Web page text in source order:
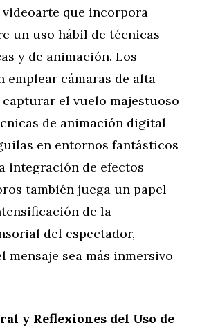
que incorpora
un uso hábil de técnicas
y de animación. Los
emplear cámaras de alta
el vuelo majestuoso
de animación digital
en entornos fantásticos
integración de efectos
también juega un papel
de la
del espectador,
mensaje sea más inmersivo
y Reflexiones del Uso de